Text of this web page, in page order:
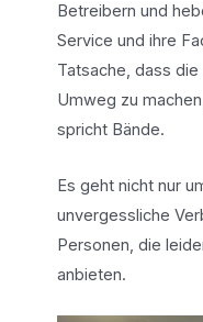
Betreibern und
Service und ihre
Tatsache, dass
Umweg zu
spricht Bände.
Es geht nicht nur
unvergessliche
Personen, die
anbieten.